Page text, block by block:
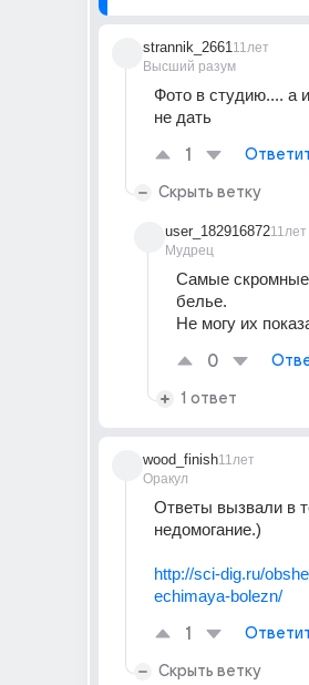
strannik_2661
Высший разум
11лет
Фото в студию.... а
не дать
1
Скрыть ветку
user_182916872
Мудрец
11лет
Самые
белье.
Не могу их
0
1 ответ
wood_finish
Оракул
11лет
Ответы вызвали в
недомогание.)
http://sci-dig.ru/
echimaya-bolezn/
1
Скрыть ветку